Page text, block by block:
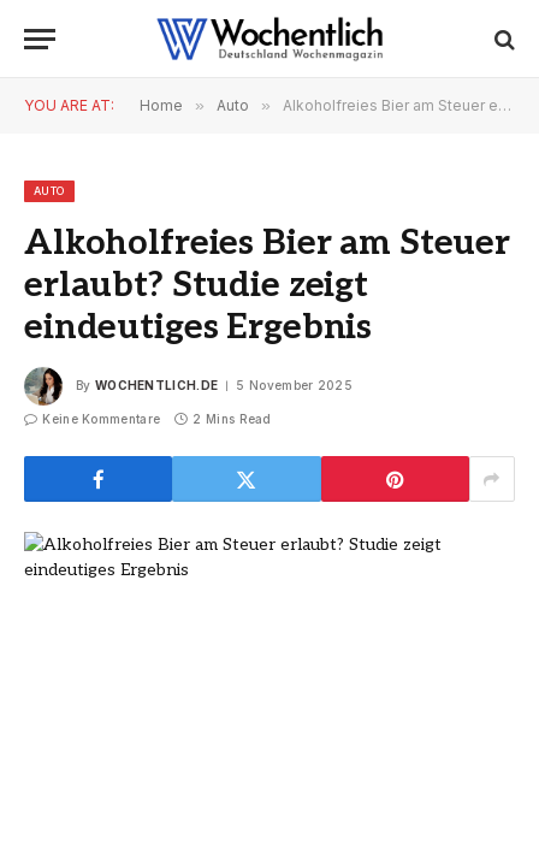
YOU ARE AT: Home » Auto » Alkoholfreies Bier am Steuer erlaubt? Studie zeigt eindeutiges Ergebnis
AUTO
Alkoholfreies Bier am Steuer
erlaubt? Studie zeigt
eindeutiges Ergebnis
By WOCHENTLICH.DE 5 November 2025
Keine Kommentare 2 Mins Read